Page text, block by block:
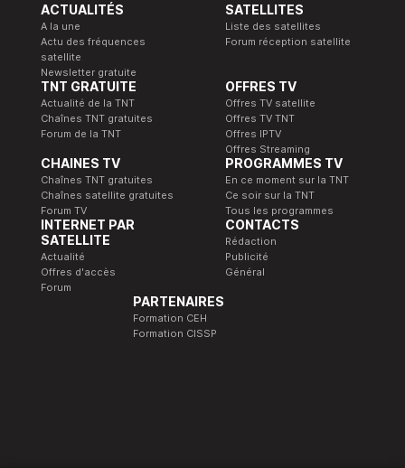
ACTUALITÉS
A la une
Actu des fréquences
satellite
Newsletter gratuite
SATELLITES
Liste des satellites
Forum réception satellite
TNT GRATUITE
Actualité de la TNT
Chaînes TNT gratuites
Forum de la TNT
OFFRES TV
Offres TV satellite
Offres TV TNT
Offres IPTV
Offres Streaming
CHAINES TV
Chaînes TNT gratuites
Chaînes satellite gratuites
Forum TV
PROGRAMMES TV
En ce moment sur la TNT
Ce soir sur la TNT
Tous les programmes
INTERNET PAR
SATELLITE
Actualité
Offres d'accès
Forum
CONTACTS
Rédaction
Publicité
Général
PARTENAIRES
Formation CEH
Formation CISSP